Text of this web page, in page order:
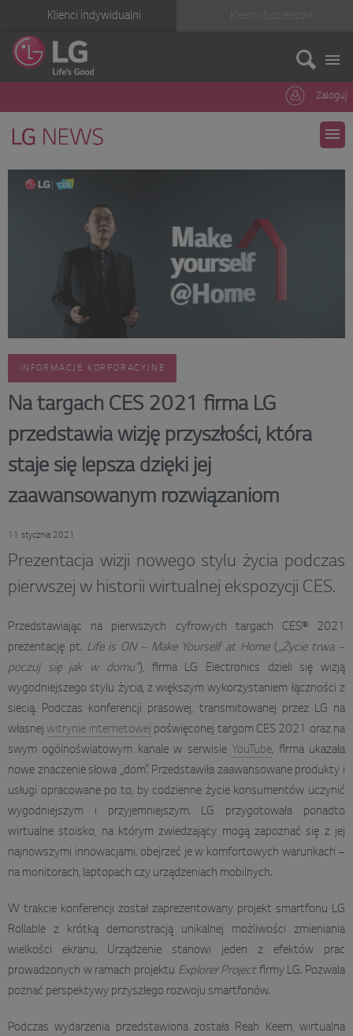
Klienci indywidualni
Zaloguj
INFORMACJE KORPORACYJNE
Na targach CES 2021 firma LG
przedstawia wizję przyszłości, która
staje się lepsza dzięki jej
zaawansowanym rozwiązaniom
11 stycznia 2021
Prezentacja wizji nowego stylu życia podczas
pierwszej w historii wirtualnej ekspozycji CES.
Przedstawiając na pierwszych cyfrowych targach CES® 2021
prezentację pt. Life is ON – Make Yourself at Home(„Życie trwa –
poczuj się jak w domu”), firma LG Electronics dzieli się wizją
wygodniejszego stylu życia, z większym wykorzystaniem łączności z
siecią. Podczas konferencji prasowej, transmitowanej przez LG na
własnejwitrynie internetowej poświęconej targom CES 2021 oraz na
swym ogólnoświatowym kanale w serwisie YouTube, firma ukazała
nowe znaczenie słowa „dom”. Przedstawiła zaawansowane produkty i
usługi opracowane po to, by codzienne życie konsumentów uczynić
wygodniejszym i przyjemniejszym. LG przygotowała ponadto
wirtualne stoisko, na którym zwiedzający mogą zapoznać się z jej
najnowszymi innowacjami, obejrzeć je w komfortowych warunkach –
na monitorach, laptopach czy urządzeniach mobilnych.
W trakcie konferencji został zaprezentowany projekt smartfonu LG
Rollable z krótką demonstracją unikalnej możliwości zmieniania
wielkości ekranu. Urządzenie stanowi jeden z efektów prac
prowadzonych w ramach projektu Explorer Projectfirmy LG. Pozwala
poznać perspektywy przyszłego rozwoju smartfonów.
Podczas wydarzenia przedstawiona została Reah Keem, wirtualna